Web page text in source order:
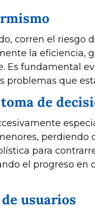
corren el riesgo
la eficiencia,
Es fundamental
problemas que
de
perdiendo
para
el progreso en
usuarios